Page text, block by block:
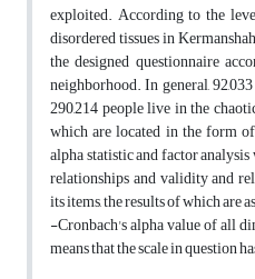
exploited. According to the
disordered tissues in
the designed questionnaire
neighborhood. In general,
290,214 people live in the
which are located in the form
alpha statistic and factor
relationships and validity and
its items, the results of which are
-Cronbach's alpha value of all
means that the scale in question